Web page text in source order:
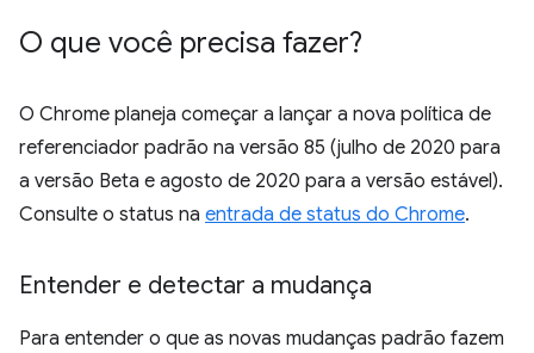
O que você precisa fazer?
O Chrome planeja começar a lançar a nova política de
referenciador padrão na versão 85 (julho de 2020 para
a versão Beta e agosto de 2020 para a versão estável).
Consulte o status na entrada de status do Chrome.
Entender e detectar a mudança
Para entender o que as novas mudanças padrão fazem